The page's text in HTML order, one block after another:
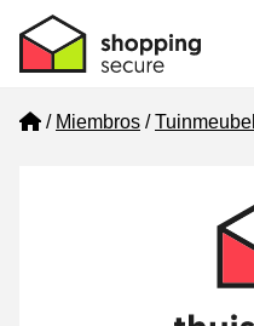
Home
Miembros